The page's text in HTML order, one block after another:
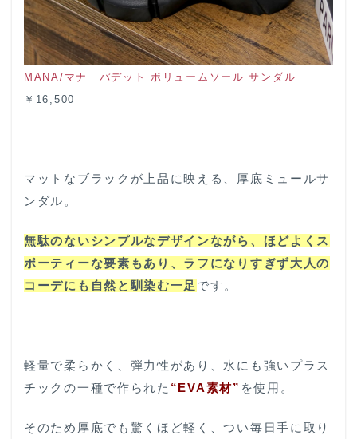
MANA/マナ パデット ボリュームソール サンダル
￥16,500
マットなブラックが上品に映える、厚底ミュールサ
ンダル。
無駄のないシンプルなデザインながら、ほどよくス
ポーティーな要素もあり、ラフになりすぎず大人の
コーデにも自然と馴染む一足 です。
軽量で柔らかく、弾力性があり、水にも強いプラス
チックの一種で作られた “EVA素材” を使用。
そのため厚底でも驚くほど軽く、つい毎日手に取り